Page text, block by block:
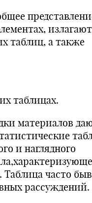
таблиц, а также
таблицах.
материалов
и наглядного
часто
рассуждений.